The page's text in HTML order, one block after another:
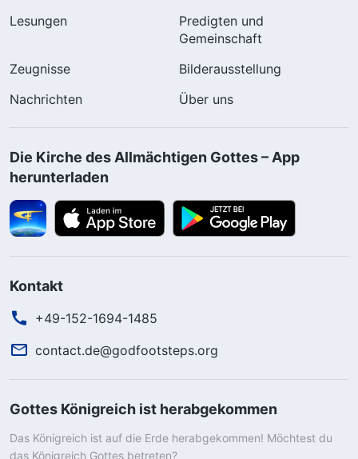
Lesungen
Predigten und
Gemeinschaft
Zeugnisse
Bilderausstellung
Nachrichten
Über uns
Die Kirche des Allmächtigen Gottes – App
herunterladen
Kontakt
+49-152-1694-1485
contact.de@godfootsteps.org
Gottes Königreich ist herabgekommen
Das Königreich ist auf die Erde herabgekommen! Möchtest du
das Königreich Gottes betreten?